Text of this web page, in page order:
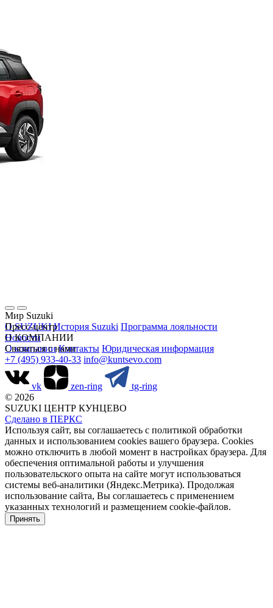
Мир Suzuki
О SUZUKI История Suzuki Программа лояльности
Пресс-центр
Новости
О КОМПАНИИ
О компании Контакты Юридическая информация
Связаться с нами
+7 (495) 933-40-33 info@kuntsevo.com
vk zen-ring
tg-ring
© 2026
SUZUKI ЦЕНТР КУНЦЕВО
Сделано в ПЕРКС
Используя сайт, вы соглашаетесь с политикой обработки
данных и использованием cookies вашего браузера. Cookies
можно отключить в любой момент в настройках браузера. Для
обеспечения оптимальной работы и улучшения
пользовательского опыта на сайте могут использоваться
системы веб-аналитики (Яндекс.Метрика). Продолжая
использование сайта, Вы соглашаетесь с применением
указанных технологий и размещением cookie-файлов.
Принять